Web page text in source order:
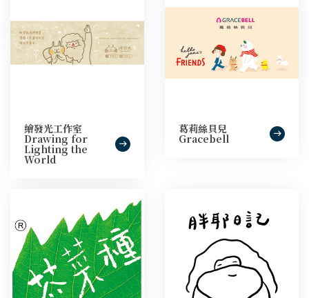
繪發光工作室
Drawing for
Lighting the
World
葛莉絲貝兒
Gracebell